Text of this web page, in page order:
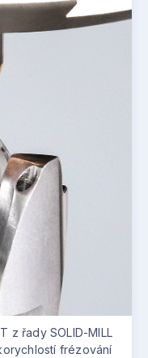
z řady SOLID-MILL
frézování